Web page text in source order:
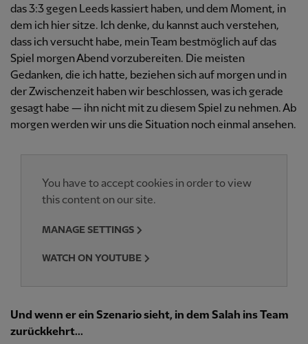
das 3:3 gegen Leeds kassiert haben, und dem Moment, in
dem ich hier sitze. Ich denke, du kannst auch verstehen,
dass ich versucht habe, mein Team bestmöglich auf das
Spiel morgen Abend vorzubereiten. Die meisten
Gedanken, die ich hatte, beziehen sich auf morgen und in
der Zwischenzeit haben wir beschlossen, was ich gerade
gesagt habe — ihn nicht mit zu diesem Spiel zu nehmen. Ab
morgen werden wir uns die Situation noch einmal ansehen.
You have to accept cookies in order to view
this content on our site.
MANAGE SETTINGS
WATCH ON YOUTUBE
Und wenn er ein Szenario sieht, in dem Salah ins Team
zurückkehrt...